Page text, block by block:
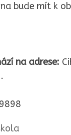
bude mít k
na adrese: